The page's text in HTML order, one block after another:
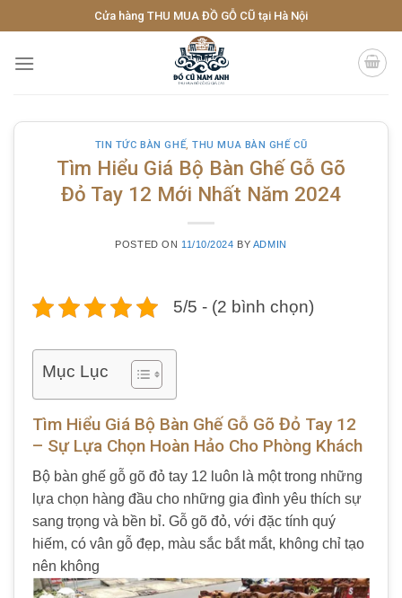
to
content
Cửa hàng THU MUA ĐỒ GỖ CŨ tại Hà Nội
TIN TỨC BÀN GHẾ,THU MUA BÀN GHẾ CŨ
Tìm Hiểu Giá Bộ Bàn Ghế Gỗ Gõ
Đỏ Tay 12 Mới Nhất Năm 2024
POSTED ON 11/10/2024 BY ADMIN
5/5 - (2 bình chọn)
Mục Lục
Tìm Hiểu Giá Bộ Bàn Ghế Gỗ Gõ Đỏ Tay 12
– Sự Lựa Chọn Hoàn Hảo Cho Phòng Khách
Bộ bàn ghế gỗ gõ đỏ tay 12 luôn là một trong những
lựa chọn hàng đầu cho những gia đình yêu thích sự
sang trọng và bền bỉ. Gỗ gõ đỏ, với đặc tính quý
hiếm, có vân gỗ đẹp, màu sắc bắt mắt, không chỉ tạo
nên không